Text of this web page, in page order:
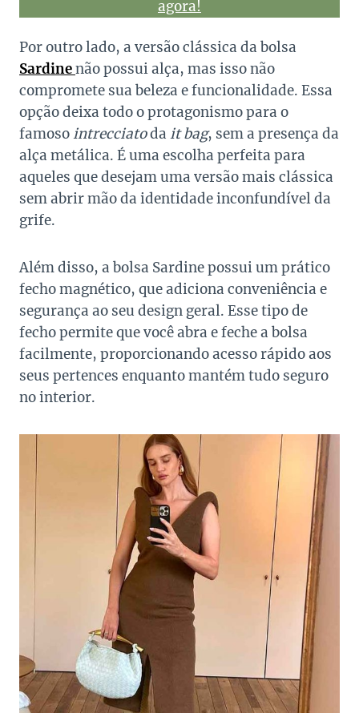
agora!
Por outro lado, a versão clássica da bolsa
Sardinenão possui alça, mas isso não
compromete sua beleza e funcionalidade. Essa
opção deixa todo o protagonismo para o
famosointrecciatoda it bag, sem a presença da
alça metálica. É uma escolha perfeita para
aqueles que desejam uma versão mais clássica
sem abrir mão da identidade inconfundível da
grife.
Além disso, a bolsa Sardine possui um prático
fecho magnético, que adiciona conveniência e
segurança ao seu design geral. Esse tipo de
fecho permite que você abra e feche a bolsa
facilmente, proporcionando acesso rápido aos
seus pertences enquanto mantém tudo seguro
no interior.